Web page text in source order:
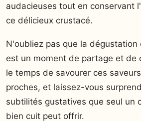
audacieuses tout en conservant
ce délicieux crustacé.
N'oubliez pas que la dégustation
est un moment de partage et de
le temps de savourer ces
proches, et laissez-vous
subtilités gustatives que seul un
bien cuit peut offrir.